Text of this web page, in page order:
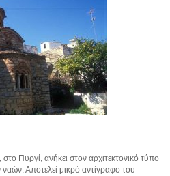
Πυργί, ανήκει στον αρχιτεκτονικό τύπο
Αποτελεί μικρό αντίγραφο του